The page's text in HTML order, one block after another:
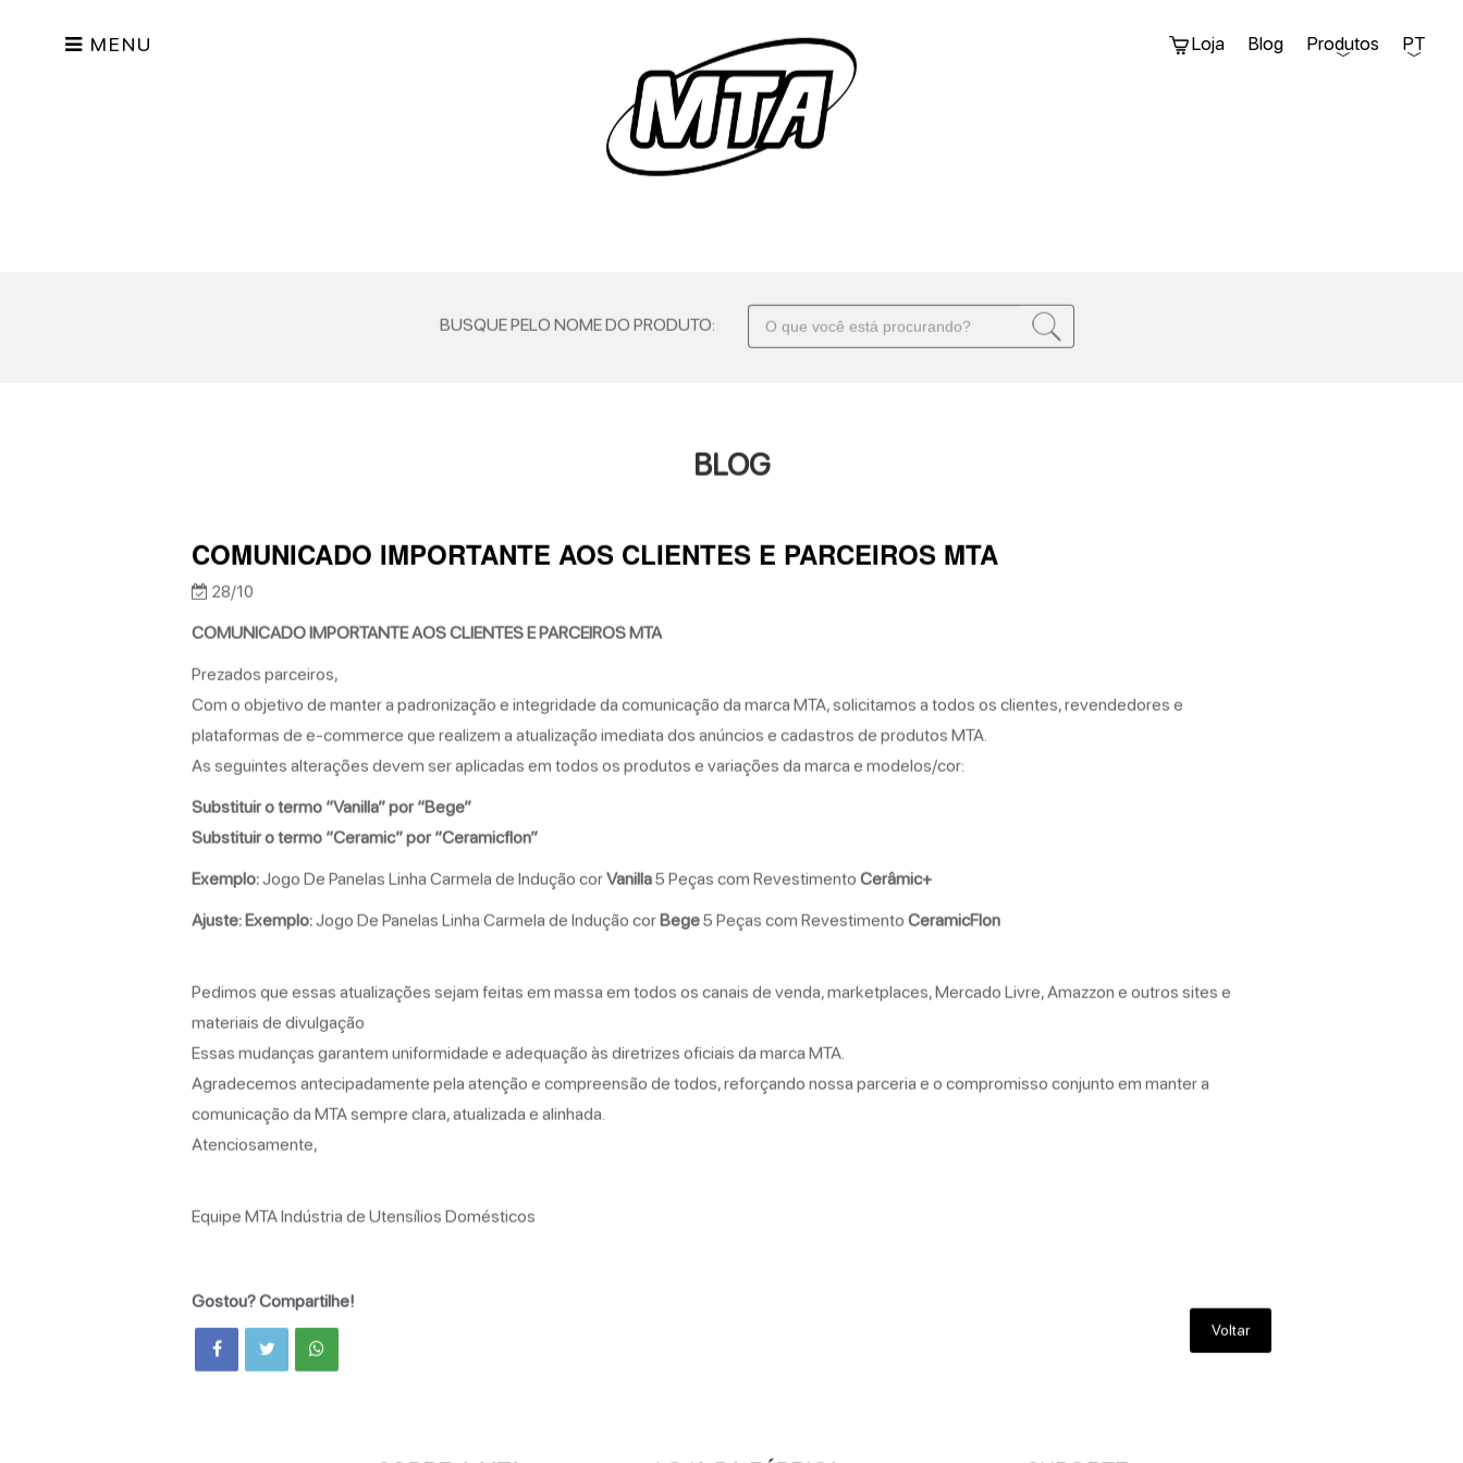
MENU Loja Blog Produtos PT
BUSQUE PELO NOME DO PRODUTO:
BLOG
COMUNICADO IMPORTANTE AOS CLIENTES E PARCEIROS MTA
28/10
COMUNICADO IMPORTANTE AOS CLIENTES E PARCEIROS MTA
Prezados parceiros,
Com o objetivo de manter a padronização e integridade da comunicação da marca MTA, solicitamos a todos os clientes, revendedores e
plataformas de e-commerce que realizem a atualização imediata dos anúncios e cadastros de produtos MTA.
As seguintes alterações devem ser aplicadas em todos os produtos e variações da marca e modelos/cor:
Substituir o termo “Vanilla” por “Bege”
Substituir o termo “Ceramic” por “Ceramicflon”
Exemplo:Jogo De Panelas Linha Carmela de Indução corVanilla5 Peças com Revestimento Cerâmic+
Ajuste: Exemplo:Jogo De Panelas Linha Carmela de Indução corBege5 Peças com Revestimento CeramicFlon
Pedimos que essas atualizações sejam feitas em massa em todos os canais de venda, marketplaces, Mercado Livre, Amazzon e outros sites e
materiais de divulgação
Essas mudanças garantem uniformidade e adequação às diretrizes oficiais da marca MTA.
Agradecemos antecipadamente pela atenção e compreensão de todos, reforçando nossa parceria e o compromisso conjunto em manter a
comunicação da MTA sempre clara, atualizada e alinhada.
Atenciosamente,
Equipe MTA Indústria de Utensílios Domésticos
Gostou? Compartilhe!
Voltar